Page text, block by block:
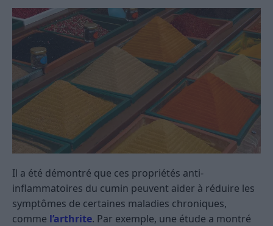
Il a été démontré que ces propriétés anti-
inflammatoires du cumin peuvent aider à réduire les
symptômes de certaines maladies chroniques,
comme l’arthrite. Par exemple, une étude a montré